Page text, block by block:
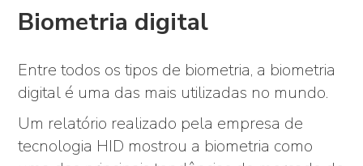
Biometria digital
Entre todos os tipos de biometria, a biometria
digital é uma das mais utilizadas no mundo.
Um relatório realizado pela empresa de
tecnologia HID mostrou a biometria como